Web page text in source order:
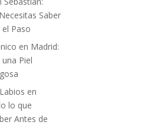
Saber
Paso
en Madrid:
Piel
en
lo que
Antes de